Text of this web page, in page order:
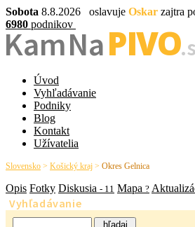
Sobota 8.8.2026 oslavuje Oskar zajtra
6980 podnikov
Kam NaPIVO
Úvod
Vyhľadávanie
Podniky
Blog
Kontakt
Užívatelia
Slovensko > Košický kraj > Okres Gelnica
Opis Fotky Diskusia - 11 Mapa ?
Vyhľadávanie